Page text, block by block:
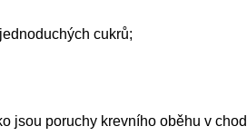
cukrů;
jsou poruchy krevního oběhu v